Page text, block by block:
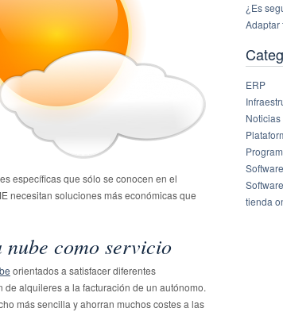
específicas que sólo se conocen en el
necesitan soluciones más económicas que
nube como servicio
orientados a satisfacer diferentes
alquileres a la facturación de un autónomo.
más sencilla y ahorran muchos costes a las
¿Es
Adaptar
ERP
Noticias
tienda